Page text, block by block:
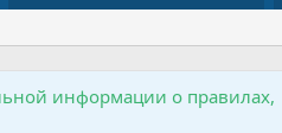
информации о правилах,